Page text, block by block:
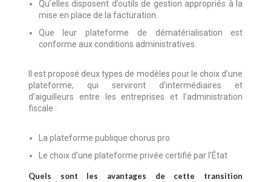
Qu’elles disposent d’outils de gestion appropriés à la
mise en place de la facturation.
Que leur plateforme de dématérialisation est
conforme aux conditions administratives.
Il est proposé deux types de modèles pour le choix d’une
plateforme, qui serviront d’intermédiaires et
d’aiguilleurs entre les entreprises et l’administration
fiscale :
La plateforme publique chorus pro
Le choix d’une plateforme privée certifié par l’État
Quels sont les avantages de cette transition